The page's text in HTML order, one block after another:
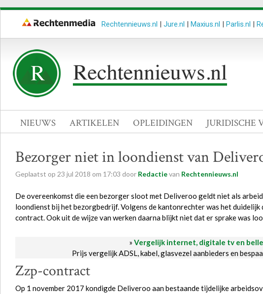
Rechtennieuws.nl | Jure.nl | Maxius.nl | Parlis.nl |
NIEUWS ARTIKELEN OPLEIDINGEN JURIDISCHE
Bezorger niet in loondienst van
Geplaatst op 23 jul 2018 om 17:03 door Redactievan Rechtennieuws.nl
De overeenkomst die een bezorger sloot met Deliveroo geldt niet als
loondienst bij het bezorgbedrijf. Volgens de kantonrechter was het duidelijk
contract. Ook uit de wijze van werken daarna blijkt niet dat er sprake was
» Vergelijk internet, digitale tv en
Prijs vergelijk ADSL, kabel, glasvezel aanbieders en
Zzp-contract
Op 1 november 2017 kondigde Deliveroo aan bestaande tijdelijke